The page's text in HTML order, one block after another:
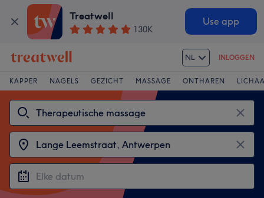
Treatwell
130K
Use app
NL INLOGGEN
KAPPER NAGELS GEZICHT MASSAGE ONTHAREN